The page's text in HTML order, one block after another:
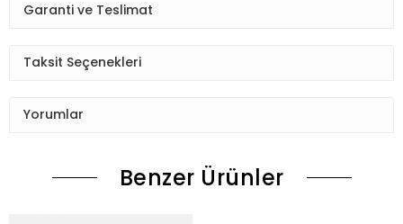
Garanti ve Teslimat
Taksit Seçenekleri
Yorumlar
Benzer Ürünler